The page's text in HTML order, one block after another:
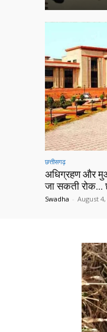
छत्तीसगढ़
अधिग्रहण और
जा सकती रोक…
Swadha - August 4,